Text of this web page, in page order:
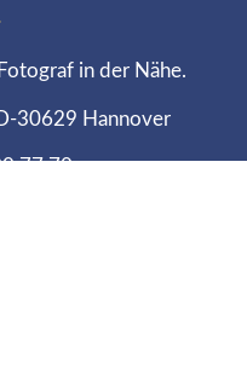
in der Nähe.
30629 Hannover
77 70